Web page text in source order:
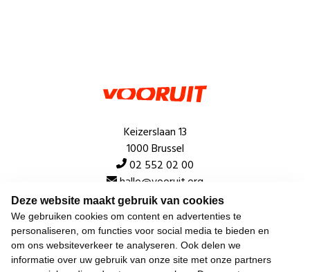
Deze website maakt gebruik van cookies
We gebruiken cookies om content en advertenties te
personaliseren, om functies voor social media te bieden en
om ons websiteverkeer te analyseren. Ook delen we
informatie over uw gebruik van onze site met onze partners
Keizerslaan 13
1000 Brussel
02 552 02 00
hallo@vooruit.org
Snel
Over de beweging